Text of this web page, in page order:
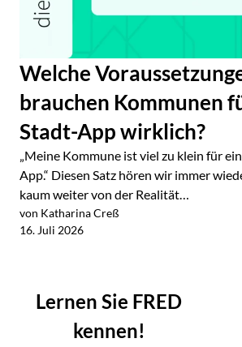
Welche
brauchen Kommunen
Stadt-App wirklich?
„Meine Kommune ist viel zu klein für
App.“ Diesen Satz hören wir immer
kaum weiter von der Realität…
von Katharina Creß
16. Juli 2026
Lernen Sie FRED
kennen!